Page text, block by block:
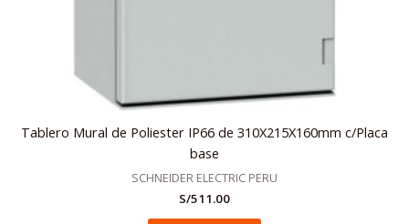
Tablero Mural de Poliester IP66 de 310X215X160mm c/Placa
base
SCHNEIDER ELECTRIC PERU
S/511.00